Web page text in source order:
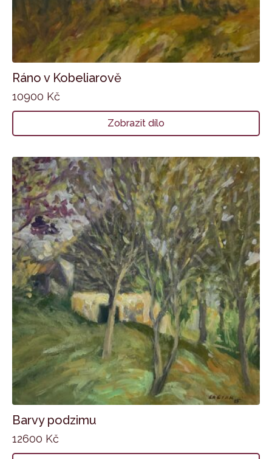
Ráno v Kobeliarově
10900 Kč
Zobrazit dílo
Barvy podzimu
12600 Kč